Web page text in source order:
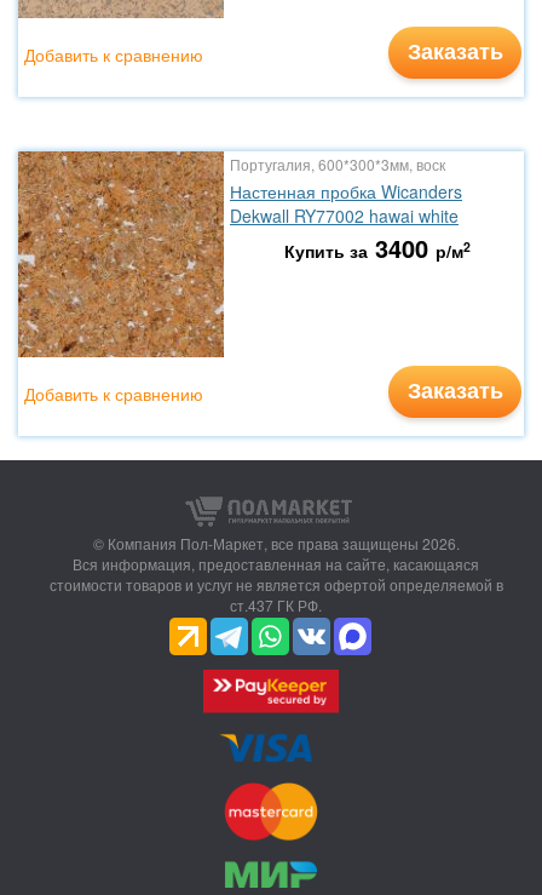
Заказать
Добавить к сравнению
Португалия, 600*300*3мм, воск
Настенная пробка Wicanders
Dekwall RY77002 hawai white
Купить за 3400 р/м2
Заказать
Добавить к сравнению
© Компания Пол-Маркет, все права защищены 2026.
Вся информация, предоставленная на сайте, касающаяся
стоимости товаров и услуг не является офертой определяемой в
ст.437 ГК РФ.